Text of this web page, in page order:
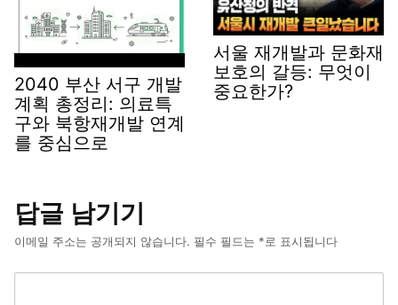
2040 부산 서구 개발
계획 총정리: 의료특
구와 북항재개발 연계
를 중심으로
서울 재개발과 문화재
보호의 갈등: 무엇이
중요한가?
답글 남기기
이메일 주소는 공개되지 않습니다. 필수 필드는 *로 표시됩니다